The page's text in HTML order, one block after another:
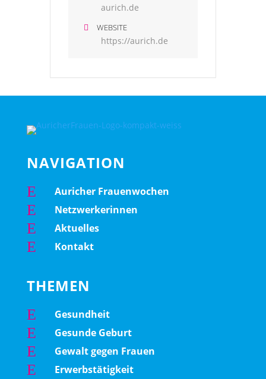
aurich.de
WEBSITE
https://aurich.de
NAVIGATION
E Auricher Frauenwochen
E Netzwerkerinnen
E Aktuelles
E Kontakt
THEMEN
E Gesundheit
E Gesunde Geburt
E Gewalt gegen Frauen
E Erwerbstätigkeit